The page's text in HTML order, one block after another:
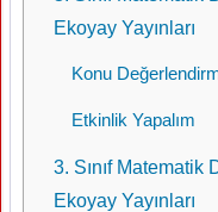
Ekoyay Yayınları
Konu
Etkinlik Yapalım
3. Sınıf Matematik
Ekoyay Yayınları